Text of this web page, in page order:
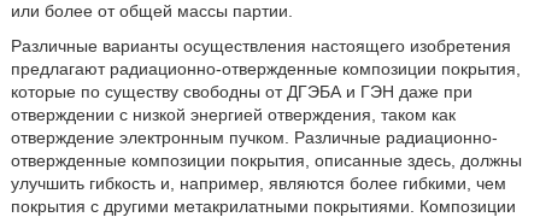
или более от общей массы партии.
Различные варианты осуществления настоящего изобретения
предлагают радиационно-отвержденные композиции покрытия,
которые по существу свободны от ДГЭБА и ГЭН даже при
отверждении с низкой энергией отверждения, таком как
отверждение электронным пучком. Различные радиационно-
отвержденные композиции покрытия, описанные здесь, должны
улучшить гибкость и, например, являются более гибкими, чем
покрытия с другими метакрилатными покрытиями. Композиции